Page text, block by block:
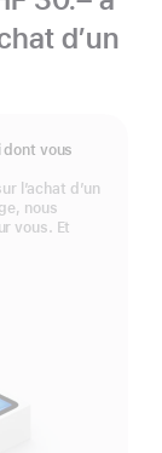
d’un
dont vous
l’achat d’un
nous
vous. Et